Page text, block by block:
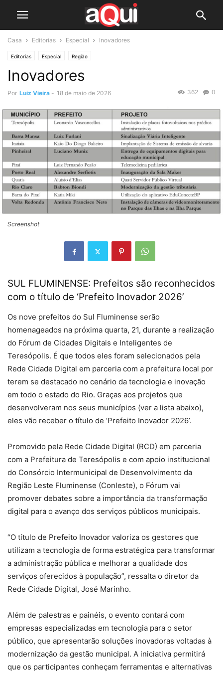
Casa Editorias Especial Inovadores
Editorias Especial Região
Inovadores
Por Luiz Vieira - 18 de maio de 2026 0
362
Screenshot
SUL FLUMINENSE: Prefeitos são reconhecidos
com o título de ‘Prefeito Inovador 2026’
Os nove prefeitos do Sul Fluminense serão
homenageados na próxima quarta, 21, durante a realização
do Fórum de Cidades Digitais e Inteligentes de
Teresópolis. É que todos eles foram selecionados pela
Rede Cidade Digital em parceria com a prefeitura local por
terem se destacado no cenário da tecnologia e inovação
em todo o estado do Rio. Graças aos projetos que
desenvolveram nos seus municípios (ver a lista abaixo),
eles vão receber o título de ‘Prefeito Inovador 2026’.
Promovido pela Rede Cidade Digital (RCD) em parceria
com a Prefeitura de Teresópolis e com apoio institucional
do Consórcio Intermunicipal de Desenvolvimento da
Região Leste Fluminense (Conleste), o Fórum vai
promover debates sobre a importância da transformação
digital para o avanço dos serviços públicos municipais.
“O título de Prefeito Inovador valoriza os gestores que
utilizam a tecnologia de forma estratégica para transformar
a administração pública e melhorar a qualidade dos
serviços oferecidos à população”, ressalta o diretor da
Rede Cidade Digital, José Marinho.
Além de palestras e painéis, o evento contará com
empresas especializadas em tecnologia para o setor
público, que apresentarão soluções inovadoras voltadas à
modernização da gestão municipal. A iniciativa permitirá
que os participantes conheçam ferramentas e alternativas